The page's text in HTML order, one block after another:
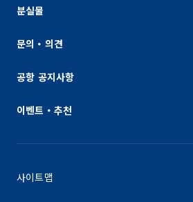
분실물
문의・의견
공항 공지사항
이벤트・추천
사이트맵